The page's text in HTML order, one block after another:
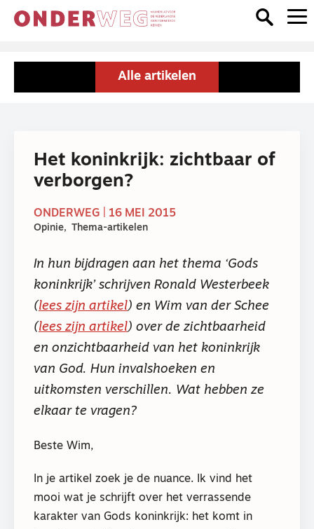
Alle artikelen
Het koninkrijk: zichtbaar of
verborgen?
ONDERWEG | 16 MEI 2015
Opinie Thema-artikelen
In hun bijdragen aan het thema ‘Gods
koninkrijk’ schrijven Ronald Westerbeek
(lees zijn artikel) en Wim van der Schee
(lees zijn artikel) over de zichtbaarheid
en onzichtbaarheid van het koninkrijk
van God. Hun invalshoeken en
uitkomsten verschillen. Wat hebben ze
elkaar te vragen?
Beste Wim,
In je artikel zoek je de nuance. Ik vind het
mooi wat je schrijft over het verrassende
karakter van Gods koninkrijk: het komt in